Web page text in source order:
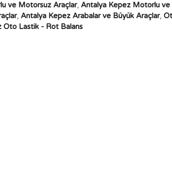
ve Motorsuz Araçlar, Antalya Kepez Motorlu
, Antalya Kepez Arabalar ve Büyük Araçlar,
Oto Lastik - Rot Balans